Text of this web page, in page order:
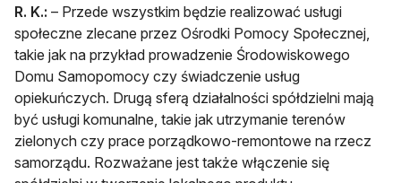
R. K.: – Przede wszystkim będzie realizować usługi
społeczne zlecane przez Ośrodki Pomocy Społecznej,
takie jak na przykład prowadzenie Środowiskowego
Domu Samopomocy czy świadczenie usług
opiekuńczych. Drugą sferą działalności spółdzielni mają
być usługi komunalne, takie jak utrzymanie terenów
zielonych czy prace porządkowo-remontowe na rzecz
samorządu. Rozważane jest także włączenie się